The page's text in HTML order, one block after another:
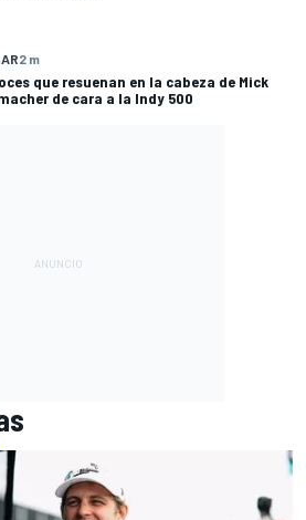
2 m
que resuenan en la cabeza de Mick
de cara a la Indy 500